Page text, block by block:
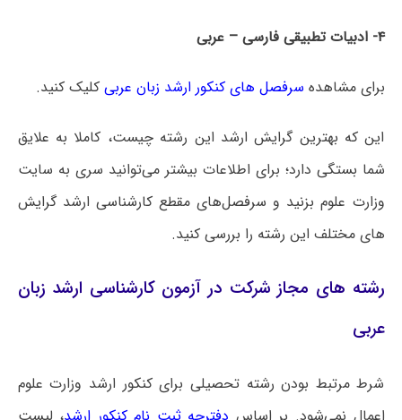
۴- ادبیات تطبیقی فارسی – عربی
برای مشاهده سرفصل های کنکور ارشد زبان عربی کلیک کنید.
این که بهترین گرایش ارشد این رشته چیست، کاملا به علایق
شما بستگی دارد؛ برای اطلاعات بیشتر می‌توانید سری به سایت
وزارت علوم بزنید و سرفصل‌های مقطع کارشناسی ارشد گرایش
های مختلف این رشته را بررسی کنید.
رشته های مجاز شرکت در آزمون کارشناسی ارشد زبان
عربی
شرط مرتبط بودن رشته تحصیلی برای کنکور ارشد وزارت علوم